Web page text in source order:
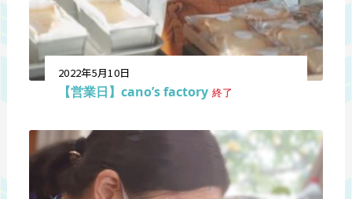
2022年5月10日
【営業日】cano’s factory 終了